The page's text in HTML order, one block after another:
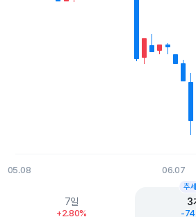
05.08 06.07
7일
+2.80%
3
-
추